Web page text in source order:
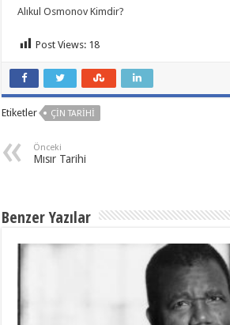
Alıkul Osmonov Kimdir?
Post Views: 18
Etiketler ÇIN TARIHI
Önceki
Mısır Tarihi
Benzer Yazılar